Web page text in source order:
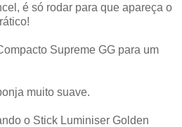
é só rodar para que apareça o
Supreme GG para um
muito suave.
o Stick Luminiser Golden